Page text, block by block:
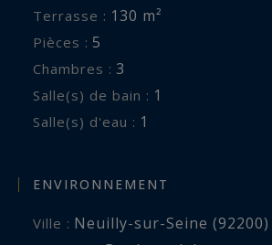
Terrasse : 130 m²
Pièces : 5
Chambres : 3
Salle(s) de bain : 1
Salle(s) d'eau : 1
ENVIRONNEMENT
Ville : Neuilly-sur-Seine (92200)